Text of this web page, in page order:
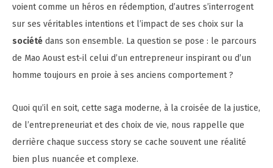
voient comme un héros en rédemption, d’autres s’interrogent
sur ses véritables intentions et l’impact de ses choix sur la
société dans son ensemble. La question se pose : le parcours
de Mao Aoust est-il celui d’un entrepreneur inspirant ou d’un
homme toujours en proie à ses anciens comportement ?
Quoi qu’il en soit, cette saga moderne, à la croisée de la justice,
de l’entrepreneuriat et des choix de vie, nous rappelle que
derrière chaque success story se cache souvent une réalité
bien plus nuancée et complexe.